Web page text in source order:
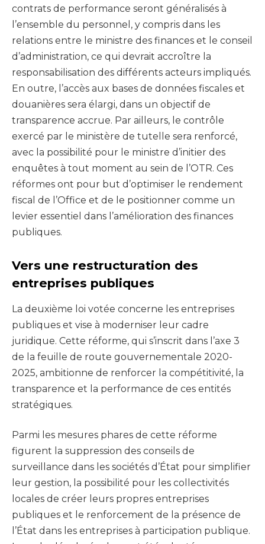
contrats de performance seront généralisés à
l’ensemble du personnel, y compris dans les
relations entre le ministre des finances et le conseil
d’administration, ce qui devrait accroître la
responsabilisation des différents acteurs impliqués.
En outre, l’accès aux bases de données fiscales et
douanières sera élargi, dans un objectif de
transparence accrue. Par ailleurs, le contrôle
exercé par le ministère de tutelle sera renforcé,
avec la possibilité pour le ministre d’initier des
enquêtes à tout moment au sein de l’OTR. Ces
réformes ont pour but d’optimiser le rendement
fiscal de l’Office et de le positionner comme un
levier essentiel dans l’amélioration des finances
publiques.
Vers une restructuration des
entreprises publiques
La deuxième loi votée concerne les entreprises
publiques et vise à moderniser leur cadre
juridique. Cette réforme, qui s’inscrit dans l’axe 3
de la feuille de route gouvernementale 2020-
2025, ambitionne de renforcer la compétitivité, la
transparence et la performance de ces entités
stratégiques.
Parmi les mesures phares de cette réforme
figurent la suppression des conseils de
surveillance dans les sociétés d’État pour simplifier
leur gestion, la possibilité pour les collectivités
locales de créer leurs propres entreprises
publiques et le renforcement de la présence de
l’État dans les entreprises à participation publique.